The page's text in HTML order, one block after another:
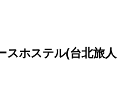
スホステル(台北旅人